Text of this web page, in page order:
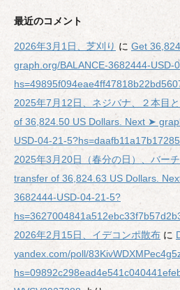
最近のコメント
2026年3月1日、芝刈り に Get
graph.org/BALANCE-3682444-USD-
2025年7月12日、ネジバナ、２本目
of 36,824.50 US Dollars. Next ➤
USD-04-21-
2025年3月20日（春分の日）、バー
transfer of 36,824.63 US Dollars.
3682444-USD-04-21-5?
2026年2月15日、イデコンポ散布 に
yandex.com/poll/